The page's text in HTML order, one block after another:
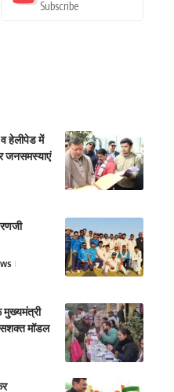
Subscribe
व हेलीपेड में
जनसमस्याएं
सशक्त मॉडल